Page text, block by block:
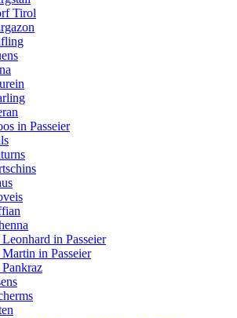
Tirol
in Passeier
Leonhard in Passeier
Martin in Passeier
Pankraz